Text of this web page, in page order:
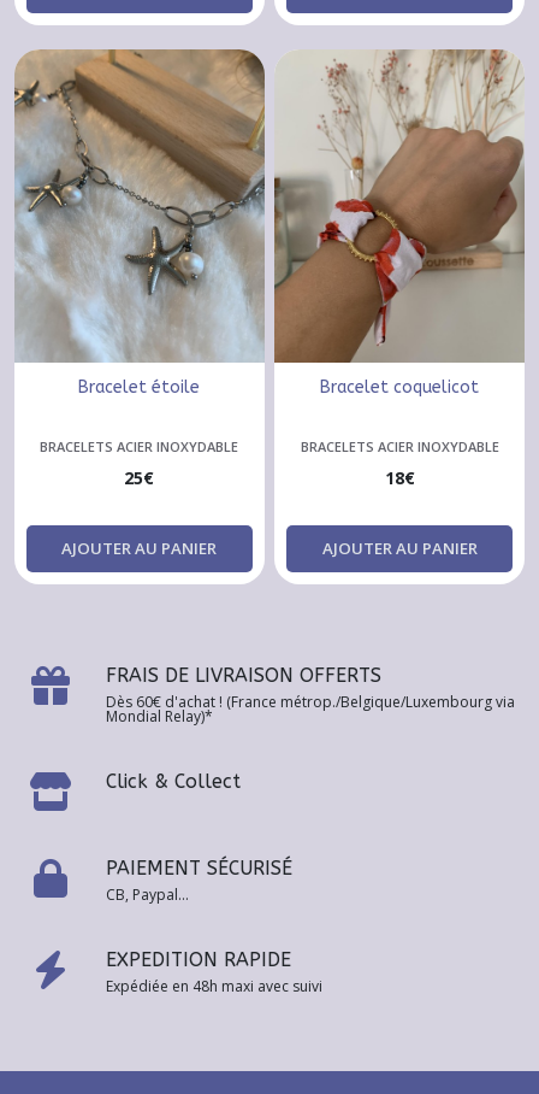
Bracelet étoile
BRACELETS ACIER INOXYDABLE
25€
AJOUTER AU PANIER
Bracelet coquelicot
BRACELETS ACIER INOXYDABLE
18€
AJOUTER AU PANIER
FRAIS DE LIVRAISON OFFERTS
Dès 60€ d'achat ! (France métrop./Belgique/Luxembourg via
Mondial Relay)*
Click & Collect
PAIEMENT SÉCURISÉ
CB, Paypal...
EXPEDITION RAPIDE
Expédiée en 48h maxi avec suivi